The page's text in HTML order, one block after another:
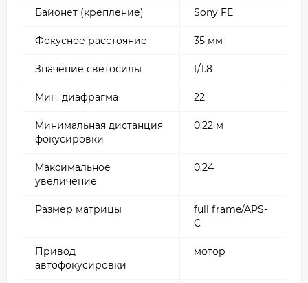
Байонет (крепление) Sony FE
Фокусное расстояние 35 мм
Значение светосилы f/1.8
Мин. диафрагма 22
Минимальная дистанция
фокусировки
0.22 м
Максимальное
увеличение
0.24
Размер матрицы
full frame/APS-
C
Привод
автофокусировки
мотор